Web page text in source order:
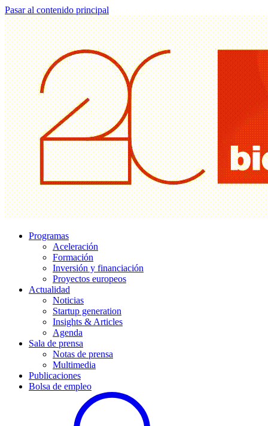
Pasar al contenido principal
Programas
Aceleración
Formación
Inversión y financiación
Proyectos europeos
Actualidad
Noticias
Startup generation
Insights & Articles
Agenda
Sala de prensa
Notas de prensa
Multimedia
Publicaciones
Bolsa de empleo